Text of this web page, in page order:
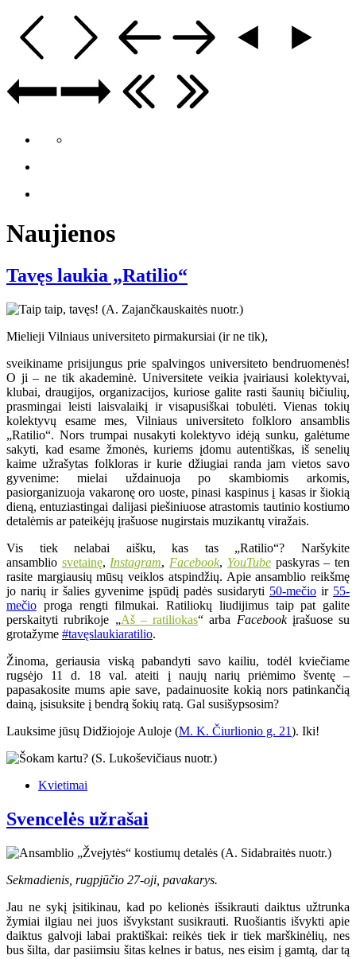
Naujienos
Tavęs laukia „Ratilio“
Mielieji Vilniaus universiteto pirmakursiai (ir ne tik),
sveikiname prisijungus prie spalvingos universiteto bendruomenės!
O ji – ne tik akademinė. Universitete veikia įvairiausi kolektyvai,
klubai, draugijos, organizacijos, kuriose galite rasti šaunių bičiulių,
prasmingai leisti laisvalaikį ir visapusiškai tobulėti. Vienas tokių
kolektyvų esame mes, Vilniaus universiteto folkloro ansamblis
„Ratilio“. Nors trumpai nusakyti kolektyvo idėją sunku, galėtume
sakyti, kad esame žmonės, kuriems įdomu autentiškas, iš senelių
kaime užrašytas folkloras ir kurie džiugiai randa jam vietos savo
gyvenime: mielai uždainuoja po skambiomis arkomis,
pasiorganizuoja vakaronę oro uoste, pinasi kaspinus į kasas ir šiokią
dieną, entuziastingai dalijasi piešiniuose atrastomis tautinio kostiumo
detalėmis ar pateikėjų įrašuose nugirstais muzikantų viražais.
Vis tiek nelabai aišku, kas tas „Ratilio“? Naršykite
ansamblio svetainę, Instagram, Facebook, YouTubepaskyras – ten
rasite margiausių mūsų veiklos atspindžių. Apie ansamblio reikšmę
jo narių ir šalies gyvenime įspūdį padės susidaryti 50-mečio ir 55-
mečio proga rengti filmukai. Ratiliokų liudijimus taip pat galite
perskaityti rubrikoje „Aš – ratiliokas“ arba Facebookįrašuose su
grotažyme #tavęslaukiaratilio.
Žinoma, geriausia viską pabandyti savo kailiu, todėl kviečiame
rugsėjo 11 d. 18 val. ateiti į naujų narių priėmimo šventę –
papasakosite mums apie save, padainuosite kokią nors patinkančią
dainą, įsisuksite į bendrą šokių ratą. Gal susišypsosim?
Lauksime jūsų Didžiojoje Auloje (M. K. Čiurlionio g. 21). Iki!
Kvietimai
Svencelės užrašai
Sekmadienis, rugpjūčio 27-oji, pavakarys.
Jau ne sykį įsitikinau, kad po kelionės išsikrauti daiktus užtrunka
žymiai ilgiau nei juos išvykstant susikrauti. Ruošiantis išvykti apie
daiktus galvoji labai praktiškai: reikės tiek ir tiek marškinėlių, nes
bus šilta, dar pasiimsiu šitas kelnes ir batus, nes eisim į gamtą, dar tą